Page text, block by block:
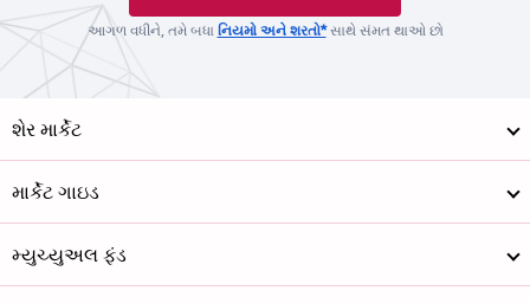
આગળ વધીને, તમે બધા નિયમો અને શરતો*સાથે સંમત થાઓ છો
શેર માર્કેટ
માર્કેટ ગાઇડ
મ્યુચ્યુઅલ ફંડ